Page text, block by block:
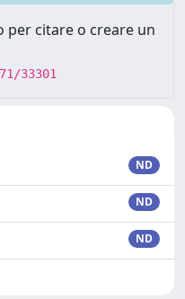
per citare o creare un
33301
ND
ND
ND